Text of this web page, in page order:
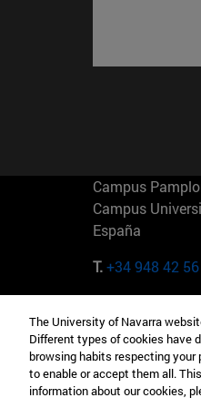
Campus
Campus
España
T.+34 948 42
Camino del
Madrid España
T.+34 912 11
The University of Navarra
Different types of cookies have
browsing habits respecting your
to enable or accept them all.
information about our cookies,